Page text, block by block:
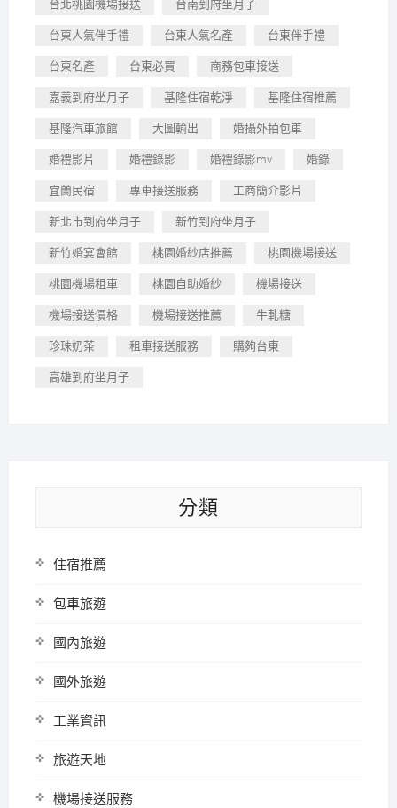
台北桃園機場接送 台南到府坐月子
台東人氣伴手禮 台東人氣名產 台東伴手禮
台東名產 台東必買 商務包車接送
嘉義到府坐月子 基隆住宿乾淨 基隆住宿推薦
基隆汽車旅館 大圖輸出 婚攝外拍包車
婚禮影片 婚禮錄影 婚禮錄影mv 婚錄
宜蘭民宿 專車接送服務 工商簡介影片
新北市到府坐月子 新竹到府坐月子
新竹婚宴會館 桃園婚紗店推薦 桃園機場接送
桃園機場租車 桃園自助婚紗 機場接送
機場接送價格 機場接送推薦 牛軋糖
珍珠奶茶 租車接送服務 購夠台東
高雄到府坐月子
分類
住宿推薦
包車旅遊
國內旅遊
國外旅遊
工業資訊
旅遊天地
機場接送服務